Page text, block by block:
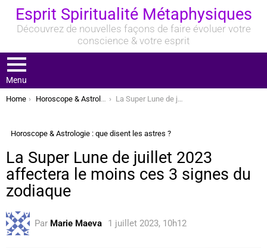
Esprit Spiritualité Métaphysiques
Découvrez de nouvelles façons de faire évoluer votre
conscience & votre esprit
Menu
You are here:
Home Horoscope & Astrologie : que disent les astres ? La Super Lune de juillet 2023 affectera le moins ces 3 signes du zodiaque
Horoscope & Astrologie : que disent les astres ?
La Super Lune de juillet 2023
affectera le moins ces 3 signes du
zodiaque
Par Marie Maeva 1 juillet 2023, 10h12